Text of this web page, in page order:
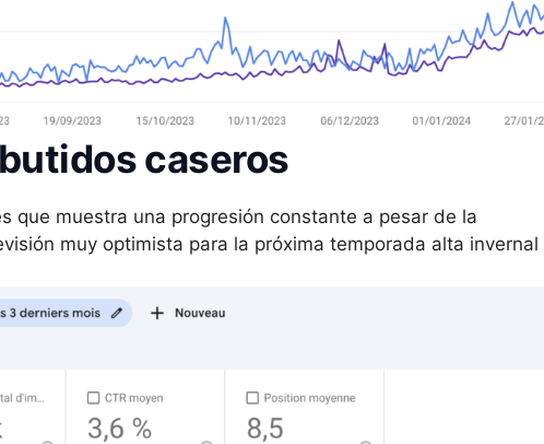
caseros
que muestra una progresión constante a pesar de la
muy optimista para la próxima temporada alta invernal